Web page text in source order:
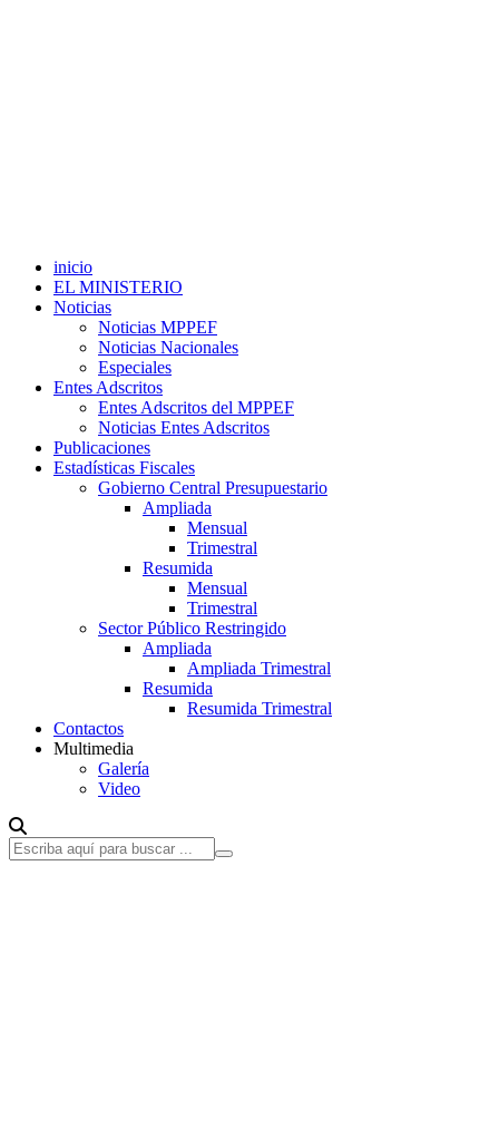
inicio
EL MINISTERIO
Noticias
Noticias MPPEF
Noticias Nacionales
Especiales
Entes Adscritos
Entes Adscritos del MPPEF
Noticias Entes Adscritos
Publicaciones
Estadísticas Fiscales
Gobierno Central Presupuestario
Ampliada
Mensual
Trimestral
Resumida
Mensual
Trimestral
Sector Público Restringido
Ampliada
Ampliada Trimestral
Resumida
Resumida Trimestral
Contactos
Multimedia
Galería
Video